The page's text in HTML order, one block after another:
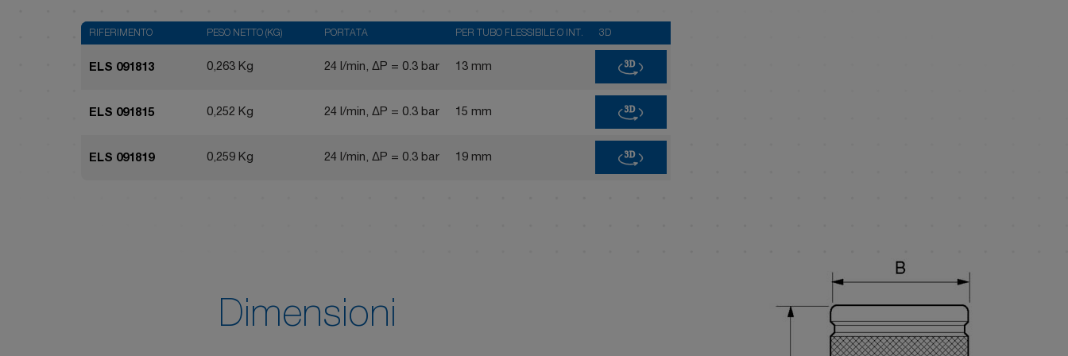
RIFERIMENTO PESO NETTO (KG) PORTATA PER TUBO FLESSIBILE Ø INT. 3D
ELS 091813 0,263 Kg 24 l/min, ΔP = 0.3 bar 13 mm 3D
ELS 091815 0,252 Kg 24 l/min, ΔP = 0.3 bar 15 mm 3D
ELS 091819 0,259 Kg 24 l/min, ΔP = 0.3 bar 19 mm 3D
Dimensioni